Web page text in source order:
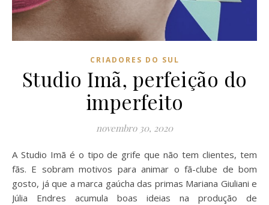
CRIADORES DO SUL
Studio Imã, perfeição do
imperfeito
novembro 30, 2020
A Studio Imã é o tipo de grife que não tem clientes, tem
fãs. E sobram motivos para animar o fã-clube de bom
gosto, já que a marca gaúcha das primas Mariana Giuliani e
Júlia Endres acumula boas ideias na produção de